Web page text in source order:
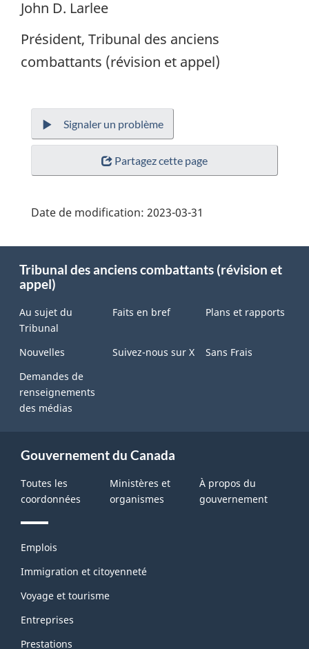
John D. Larlee
Président, Tribunal des anciens
combattants (révision et appel)
Signaler un problème
Partagez cette page
Date de modification: 2023-03-31
this
site
Tribunal des anciens combattants (révision et
appel)
Au sujet du
Tribunal
Faits en bref Plans et rapports
Nouvelles Suivez-nous sur X
Sans Frais
Demandes de
renseignements
des médias
Gouvernement du Canada
Toutes les
coordonnées
Ministères et
organismes
À propos du
gouvernement
Thèmes
sujets
Emplois
Immigration et citoyenneté
Voyage et tourisme
Entreprises
Prestations